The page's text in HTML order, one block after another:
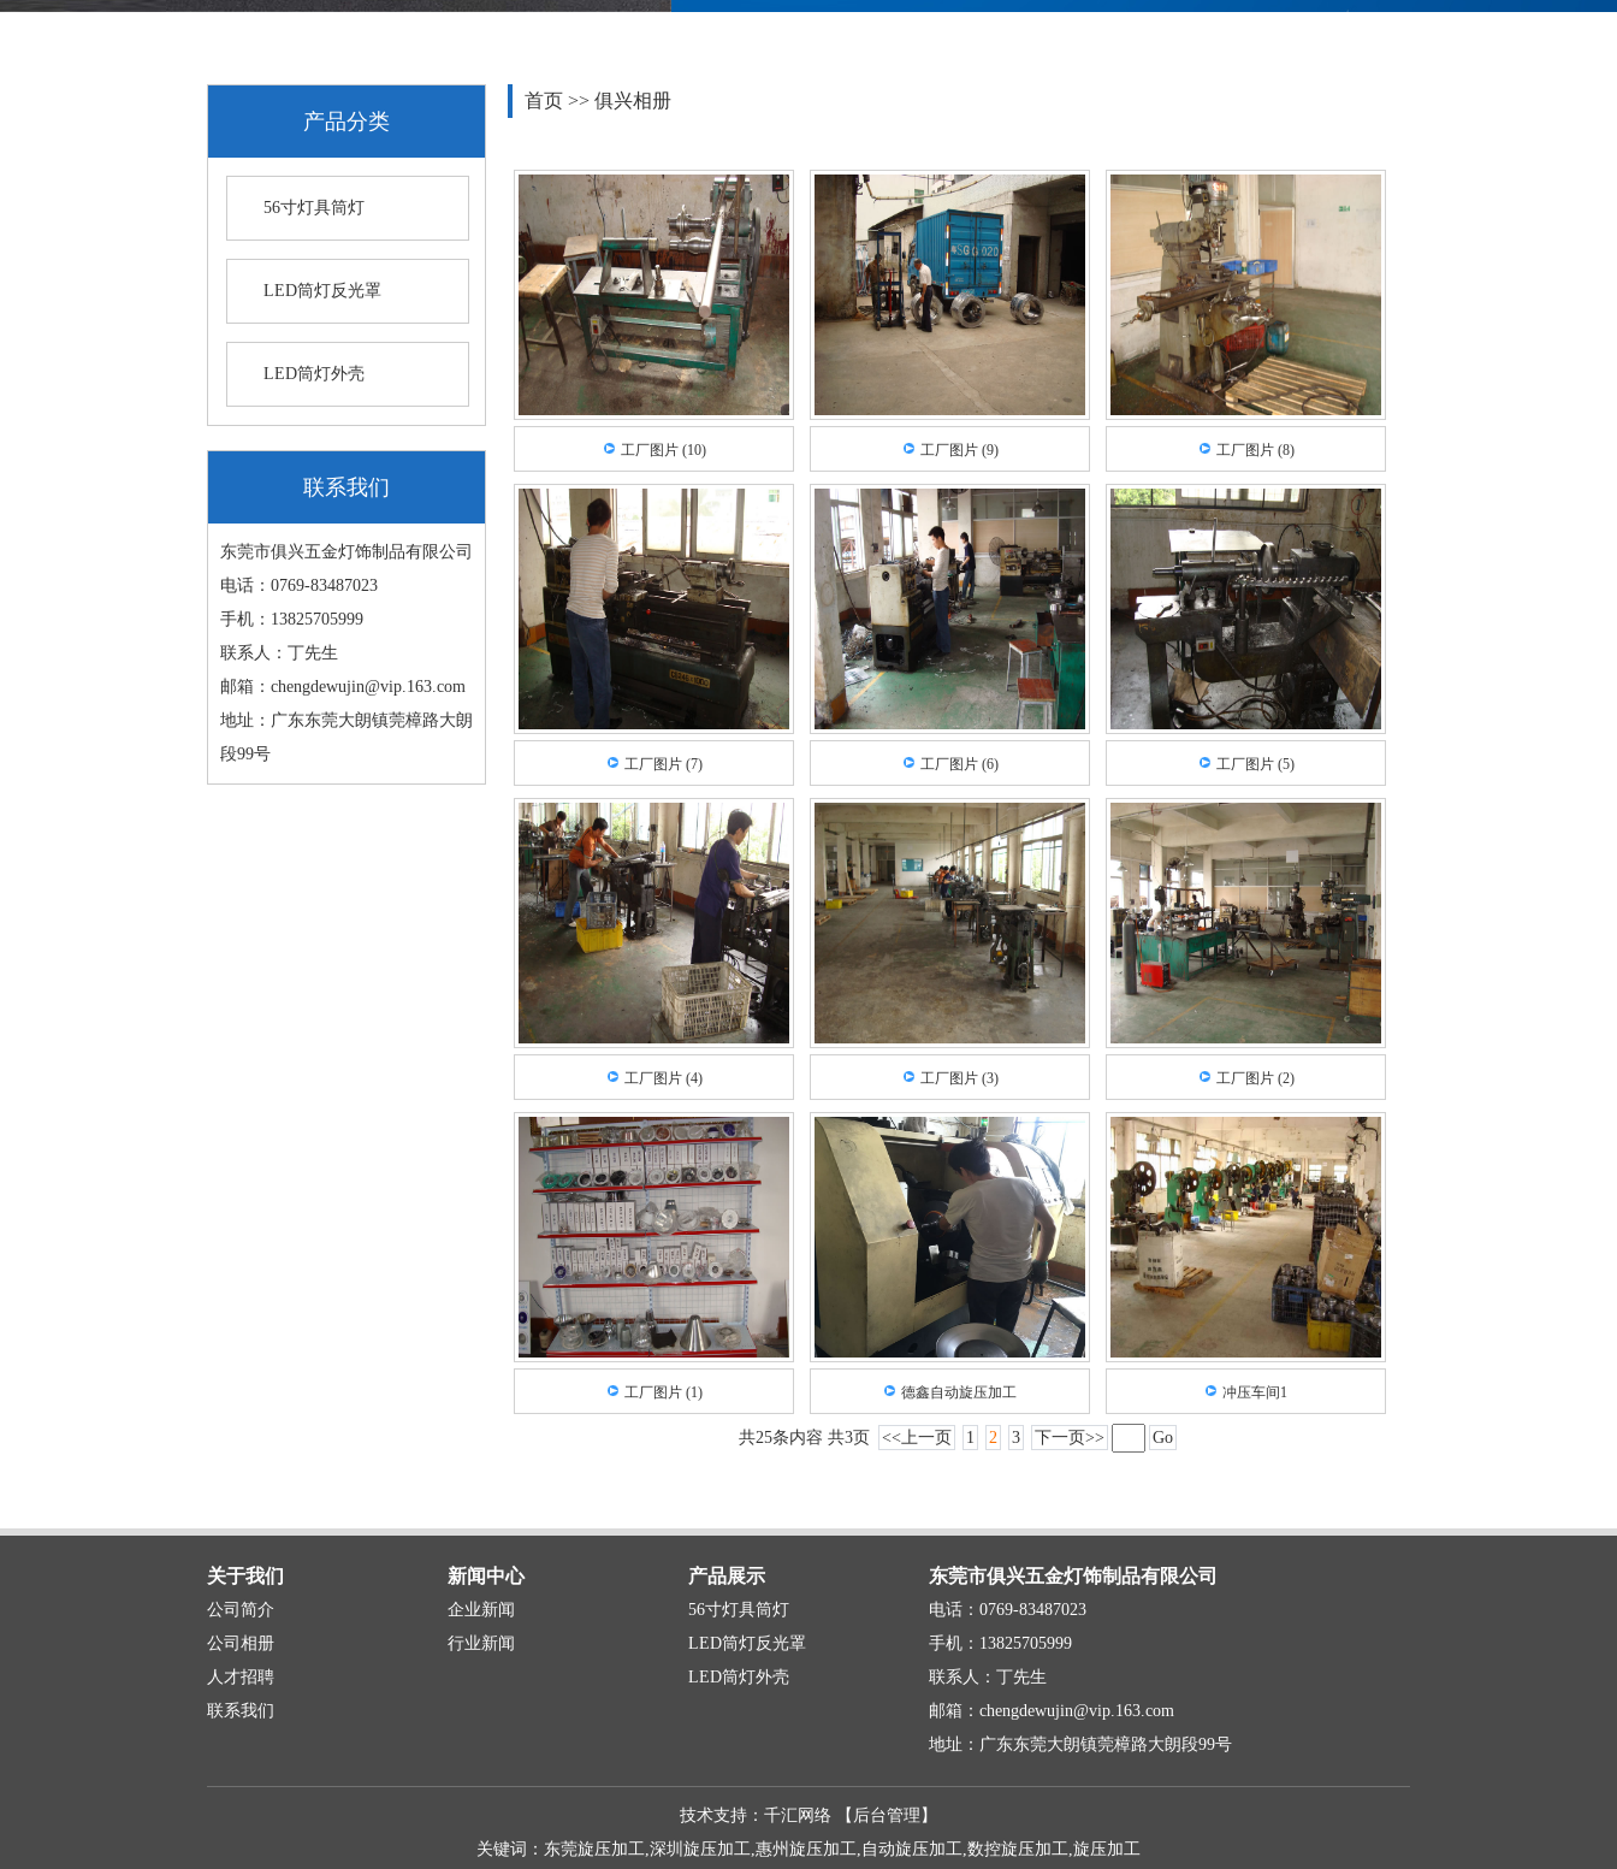
1 2
产品分类
56寸灯具筒灯
LED筒灯反光罩
LED筒灯外壳
联系我们
东莞市俱兴五金灯饰制品有限公司
电话：0769-83487023
手机：13825705999
联系人：丁先生
邮箱：chengdewujin@vip.163.com
地址：广东东莞大朗镇莞樟路大朗
段99号
首页 >> 俱兴相册
工厂图片 (10) 工厂图片 (9) 工厂图片 (8)
工厂图片 (7) 工厂图片 (6) 工厂图片 (5)
工厂图片 (4) 工厂图片 (3) 工厂图片 (2)
工厂图片 (1) 德鑫自动旋压加工 冲压车间1
共25条内容 共3页 <<上一页 1 2 3 下一页>> Go
关于我们
公司简介
公司相册
人才招聘
联系我们
新闻中心
企业新闻
行业新闻
产品展示
56寸灯具筒灯
LED筒灯反光罩
LED筒灯外壳
东莞市俱兴五金灯饰制品有限公司
电话：0769-83487023
手机：13825705999
联系人：丁先生
邮箱：chengdewujin@vip.163.com
地址：广东东莞大朗镇莞樟路大朗段99号
技术支持：千汇网络 【 后台管理 】
关键词： 东莞旋压加工,深圳旋压加工,惠州旋压加工, 自动旋压加工,数控旋压加工,旋压加工